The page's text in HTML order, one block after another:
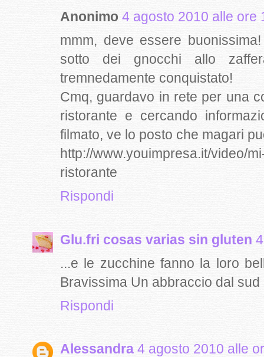
Anonimo 4 agosto 2010 alle ore
mmm, deve essere
sotto dei gnocchi allo
tremnedamente conquistato!
Cmq, guardavo in rete per una
ristorante e cercando
filmato, ve lo posto che magari
http://www.youimpresa.it/video/
ristorante
Rispondi
Glu.fri cosas varias sin gluten
...e le zucchine fanno la loro
Bravissima Un abbraccio dal sud
Rispondi
Alessandra 4 agosto 2010 alle